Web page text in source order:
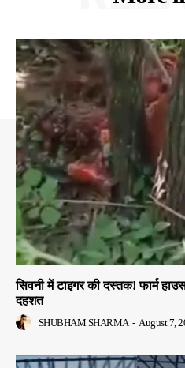
सिवनी में टाइगर की दस्तक! फार्म
दहशत
SHUBHAM SHARMA - August 7,